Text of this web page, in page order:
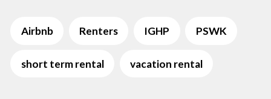
Airbnb Renters IGHP PSWK
short term rental vacation rental